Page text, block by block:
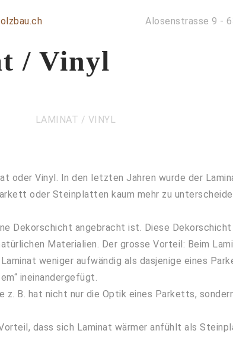
Alosenstrasse 9 -
/ Vinyl
LAMINAT / VINYL
Vinyl. In den letzten Jahren wurde der
oder Steinplatten kaum mehr zu
Dekorschicht angebracht ist. Diese
Materialien. Der grosse Vorteil: Beim
weniger aufwändig als dasjenige eines
ineinandergefügt.
z. B. hat nicht nur die Optik eines Parketts,
dass sich Laminat wärmer anfühlt als